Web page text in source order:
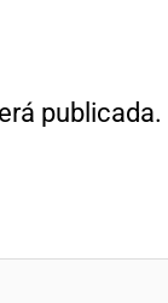
publicada.